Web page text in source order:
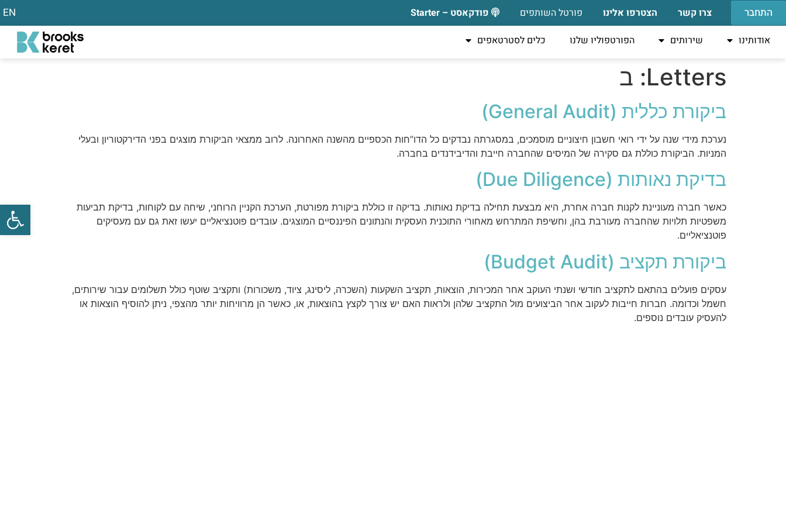
התחבר צרו קשר הצטרפו אלינו פורטל השותפים פודקאסט – Starter EN
אודותינו שירותים הפורטפוליו שלנו כלים לסטרטאפים
Letters: ב
ביקורת כללית (General Audit)
נערכת מידי שנה על ידי רואי חשבון חיצוניים מוסמכים, במסגרתה נבדקים כל הדו”חות הכספיים מהשנה האחרונה. לרוב ממצאי הביקורת מוצגים בפני הדירקטוריון ובעלי
המניות. הביקורת כוללת גם סקירה של המיסים שהחברה חייבת והדיבידנדים בחברה.
בדיקת נאותות (Due Diligence)
כאשר חברה מעוניינת לקנות חברה אחרת, היא מבצעת תחילה בדיקת נאותות. בדיקה זו כוללת ביקורת מפורטת, הערכת הקניין הרוחני, שיחה עם לקוחות, בדיקת תביעות
משפטיות תלויות שהחברה מעורבת בהן, וחשיפת המתרחש מאחורי התוכנית העסקית והנתונים הפיננסיים המוצגים. עובדים פוטנציאליים יעשו זאת גם עם מעסיקים
פוטנציאליים.
ביקורת תקציב (Budget Audit)
עסקים פועלים בהתאם לתקציב חודשי ושנתי העוקב אחר המכירות, הוצאות, תקציב השקעות (השכרה, ליסינג, ציוד, משכורות) ותקציב שוטף כולל תשלומים עבור שירותים,
חשמל וכדומה. חברות חייבות לעקוב אחר הביצועים מול התקציב שלהן ולראות האם יש צורך לקצץ בהוצאות, או, כאשר הן מרוויחות יותר מהצפי, ניתן להוסיף הוצאות או
להעסיק עובדים נוספים.